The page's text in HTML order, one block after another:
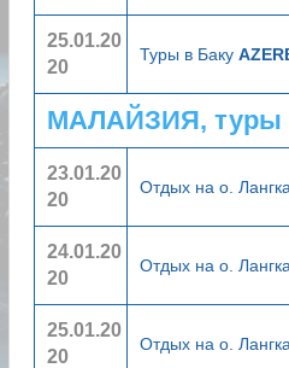
25.01.20
20
Туры в Баку
МАЛАЙЗИЯ, туры
23.01.20
20
Отдых на о.
24.01.20
20
Отдых на о.
25.01.20
20
Отдых на о.